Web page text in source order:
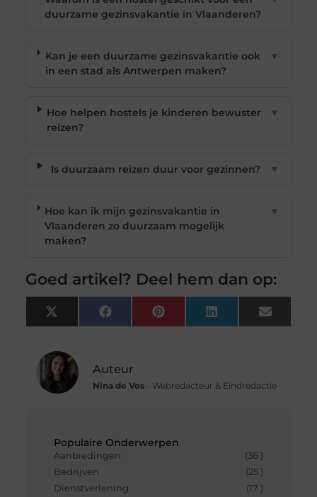
Populaire Onderwerpen
Aanbiedingen
(36 )
Bedrijven
(25 )
Dienstverlening
(17 )
duurzame gezinsvakantie in Vlaanderen?
Kan je een duurzame gezinsvakantie ook
in een stad als Antwerpen maken?
▼
Hoe helpen hostels je kinderen bewuster
reizen?
▼
Is duurzaam reizen duur voor gezinnen? ▼
Hoe kan ik mijn gezinsvakantie in
Vlaanderen zo duurzaam mogelijk
maken?
▼
Goed artikel? Deel hem dan op:
X
(Twitter)
FacebookPinterest LinkedIn Email
Auteur
Nina de Vos- Webredacteur & Eindredactie